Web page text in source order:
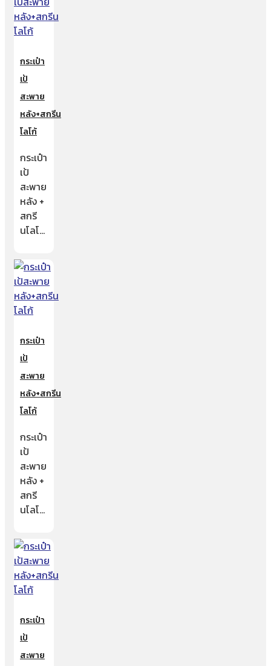
กระเป๋า
เป้
สะพาย
หลัง+สกรีน
โลโก้
กระเป๋า
เป้
สะพาย
หลัง +
สกรี
นโลโ…
กระเป๋า
เป้
สะพาย
หลัง+สกรีน
โลโก้
กระเป๋า
เป้
สะพาย
หลัง +
สกรี
นโลโ…
กระเป๋า
เป้
สะพาย